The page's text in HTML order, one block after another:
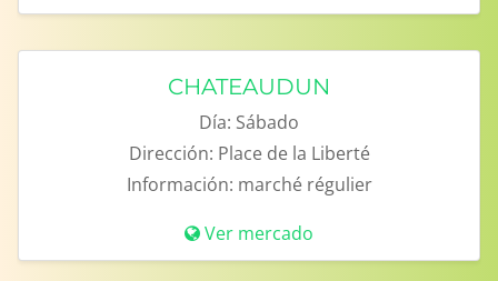
CHATEAUDUN
Día: Sábado
Dirección: Place de la Liberté
Información: marché régulier
Ver mercado